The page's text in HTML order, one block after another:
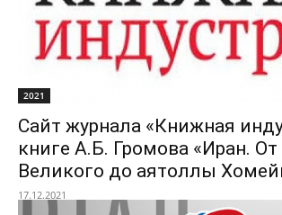
2021
Сайт журнала «Книжная
книге А.Б. Громова «Иран.
Великого до аятоллы
17.12.2021